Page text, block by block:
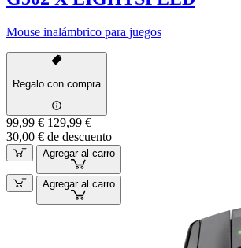
Mouse inalámbrico para juegos
Regalo con compra
99,99 € 129,99 €
30,00 € de descuento
Agregar al carro
Agregar al carro